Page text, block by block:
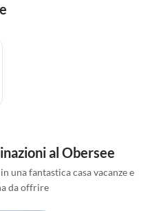
al Obersee
una fantastica casa vacanze e
da offrire